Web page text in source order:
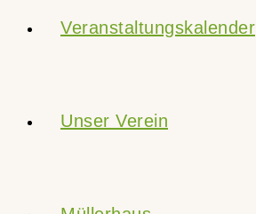
Veranstaltungskalender
Unser Verein